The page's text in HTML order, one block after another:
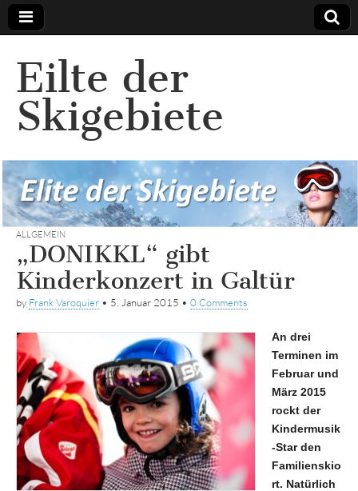
Eilte der
Skigebiete
ALLGEMEIN
„DONIKKL“ gibt
Kinderkonzert in Galtür
by Frank Varoquier • 5. Januar 2015 • 0 Comments
An drei
Terminen im
Februar und
März 2015
rockt der
Kindermusik
-Star den
Familienskio
rt. Natürlich